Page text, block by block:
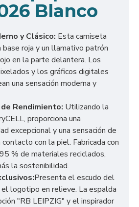
Blanco
y Clásico: Esta camiseta
base roja y un llamativo patrón
en la parte delantera. Los
y los gráficos digitales
una sensación moderna y
Rendimiento: Utilizando la
proporciona una
excepcional y una sensación de
con la piel. Fabricada con
% de materiales reciclados,
la sostenibilidad.
Presenta el escudo del
logotipo en relieve. La espalda
"RB LEIPZIG" y el inspirador